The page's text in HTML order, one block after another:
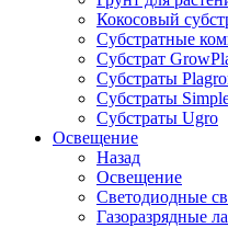
Кокосовый
Субстратные
Субстрат
Субстраты
Субстраты
Субстраты Ugro
Освещение
Назад
Освещение
Светодиодные
Газоразрядные